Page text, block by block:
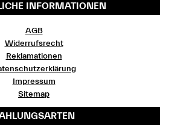
INFORMATIONEN
AGB
Widerrufsrecht
Reklamationen
Impressum
Sitemap